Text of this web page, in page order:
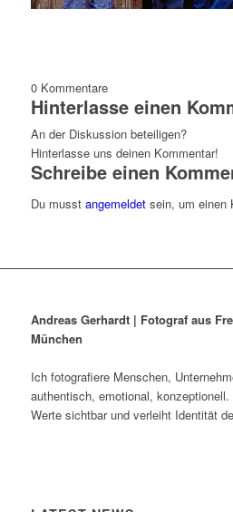
0 Kommentare
Hinterlasse einen
An der Diskussion beteiligen?
Hinterlasse uns deinen Kommentar!
Schreibe einen
Du musst angemeldetsein, um einen
Andreas Gerhardt | Fotograf aus
München
Ich fotografiere Menschen,
authentisch, emotional,
Werte sichtbar und verleiht Identität